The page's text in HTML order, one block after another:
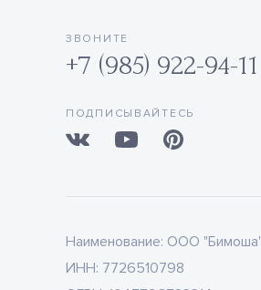
ЗВОНИТЕ
+7 (985) 922-94-11
ПОДПИСЫВАЙТЕСЬ
Наименование: ООО
ИНН: 7726510798